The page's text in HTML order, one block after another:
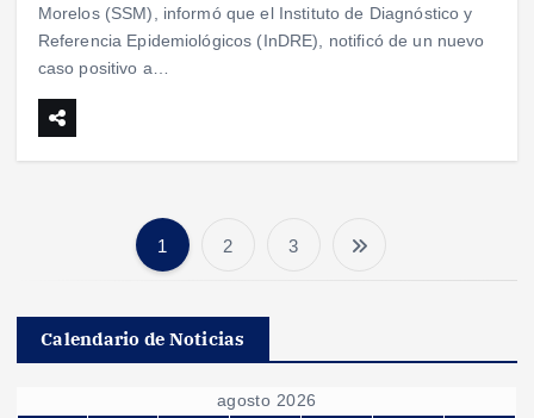
Morelos (SSM), informó que el Instituto de Diagnóstico y
Referencia Epidemiológicos (InDRE), notificó de un nuevo
caso positivo a…
a
g
1 2 3
Calendario de Noticias
agosto 2026